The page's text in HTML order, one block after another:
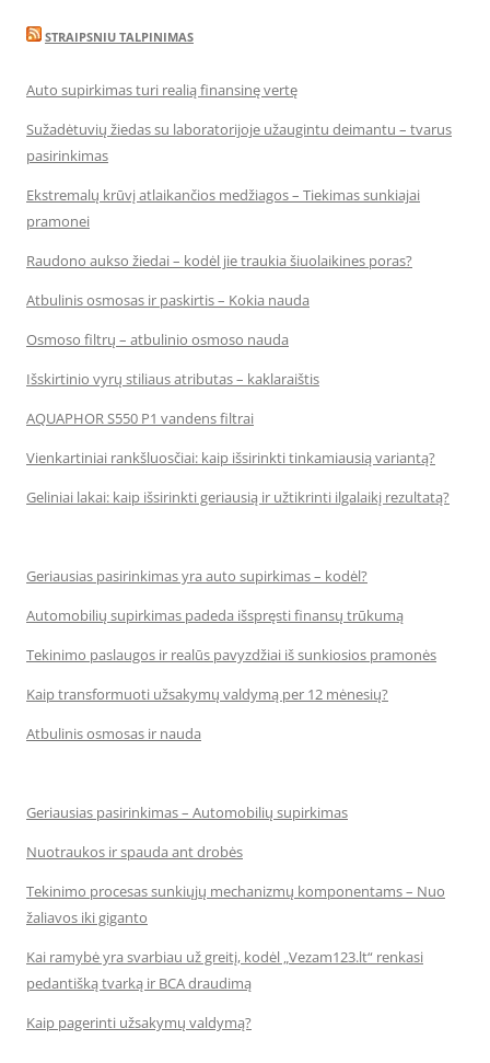
STRAIPSNIU TALPINIMAS
Auto supirkimas turi realią finansinę vertę
Sužadėtuvių žiedas su laboratorijoje užaugintu deimantu – tvarus
pasirinkimas
Ekstremalų krūvį atlaikančios medžiagos – Tiekimas sunkiajai
pramonei
Raudono aukso žiedai – kodėl jie traukia šiuolaikines poras?
Atbulinis osmosas ir paskirtis – Kokia nauda
Osmoso filtrų – atbulinio osmoso nauda
Išskirtinio vyrų stiliaus atributas – kaklaraištis
AQUAPHOR S550 P1 vandens filtrai
Vienkartiniai rankšluosčiai: kaip išsirinkti tinkamiausią variantą?
Geliniai lakai: kaip išsirinkti geriausią ir užtikrinti ilgalaikį rezultatą?
Geriausias pasirinkimas yra auto supirkimas – kodėl?
Automobilių supirkimas padeda išspręsti finansų trūkumą
Tekinimo paslaugos ir realūs pavyzdžiai iš sunkiosios pramonės
Kaip transformuoti užsakymų valdymą per 12 mėnesių?
Atbulinis osmosas ir nauda
Geriausias pasirinkimas – Automobilių supirkimas
Nuotraukos ir spauda ant drobės
Tekinimo procesas sunkiųjų mechanizmų komponentams – Nuo
žaliavos iki giganto
Kai ramybė yra svarbiau už greitį, kodėl „Vezam123.lt“ renkasi
pedantišką tvarką ir BCA draudimą
Kaip pagerinti užsakymų valdymą?